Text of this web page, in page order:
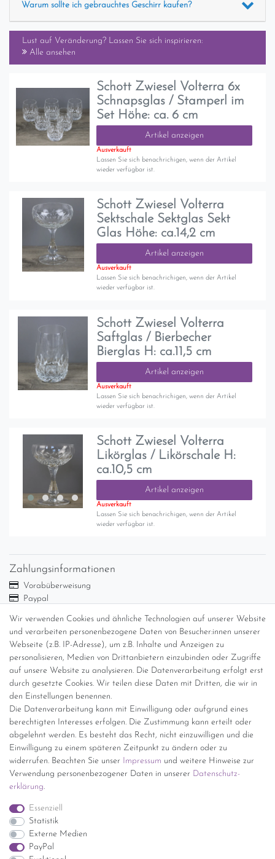
Warum sollte ich gebrauchtes Geschirr kaufen?
Lust auf Veränderung? Lassen Sie sich inspirieren:
Alle ansehen
Schott Zwiesel Volterra 6x
Schnapsglas / Stamperl im
Set Höhe: ca. 6 cm
Artikel anzeigen
Ausverkauft
Lassen Sie sich benachrichigen, wenn der Artikel
wieder verfügbar ist.
Schott Zwiesel Volterra
Sektschale Sektglas Sekt
Glas Höhe: ca.14,2 cm
Artikel anzeigen
Ausverkauft
Lassen Sie sich benachrichigen, wenn der Artikel
wieder verfügbar ist.
Schott Zwiesel Volterra
Saftglas / Bierbecher
Bierglas H: ca.11,5 cm
Artikel anzeigen
Ausverkauft
Lassen Sie sich benachrichigen, wenn der Artikel
wieder verfügbar ist.
Schott Zwiesel Volterra
Likörglas / Likörschale H:
ca.10,5 cm
Artikel anzeigen
Ausverkauft
Lassen Sie sich benachrichigen, wenn der Artikel
wieder verfügbar ist.
Wir verwenden Cookies und ähnliche Technologien auf unserer Website
und verarbeiten personenbezogene Daten von Besucher:innen unserer
Webseite (z.B. IP-Adresse), um z.B. Inhalte und Anzeigen zu
personalisieren, Medien von Drittanbietern einzubinden oder Zugriffe
auf unsere Website zu analysieren. Die Datenverarbeitung erfolgt erst
durch gesetzte Cookies. Wir teilen diese Daten mit Dritten, die wir in
den Einstellungen benennen.
Die Datenverarbeitung kann mit Einwilligung oder aufgrund eines
berechtigten Interesses erfolgen. Die Zustimmung kann erteilt oder
abgelehnt werden. Es besteht das Recht, nicht einzuwilligen und die
Einwilligung zu einem späteren Zeitpunkt zu ändern oder zu
widerrufen. Beachten Sie unser Impressum und weitere Hinweise zur
Verwendung personenbezogener Daten in unserer Daten­schutz­
erklärung.
Essenziell
Statistik
Externe Medien
PayPal
Zahlungsinformationen
Vorabüberweisung
Paypal
Versandinformationen
Versand per GLS (6,90 Euro) oder DHL (8,49 Euro ) inkl. MwSt.
(innerhalb Deutschlands)
kostenfreie Lieferung ab 150 Euro Warenwert (innerhalb
Deutschlands)
Übersicht Internationale Versandkosten
Wir kaufen an
Sie haben zuviel Porzellan im Schrank? Gerne kaufen wir dieses an.
Einfach unverbindliches Angebot anfordern.
*Endpreis inkl. MwSt. (Dieser Artikel unterliegt gem. § 25a
UStG der Differenzbesteuerung, ein Ausweis der
Mehrwertsteuer auf der Rechnung erfolgt nicht.)